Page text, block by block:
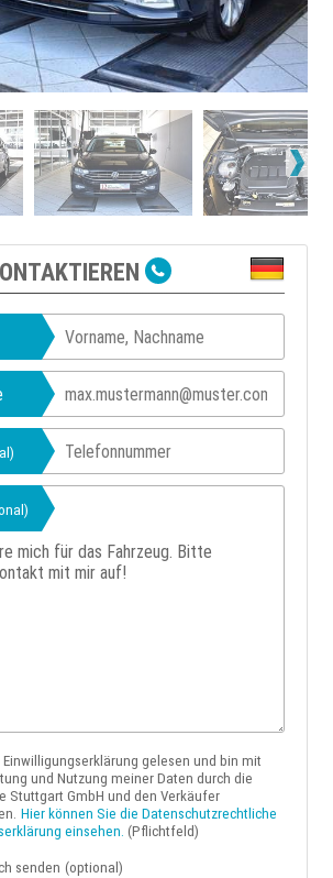
Einwilligungserklärung gelesen und bin mit
und Nutzung meiner Daten durch die
Stuttgart GmbH und den Verkäufer
Hier können Sie die Datenschutzrechtliche
einsehen. (Pflichtfeld)
senden (optional)